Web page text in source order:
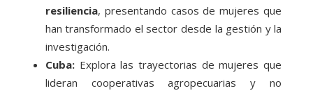
resiliencia, presentando casos de mujeres que
han transformado el sector desde la gestión y la
investigación.
Cuba:Explora las trayectorias de mujeres que
lideran cooperativas agropecuarias y no